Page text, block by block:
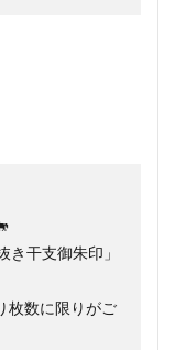
き干支御朱印」
枚数に限りがご